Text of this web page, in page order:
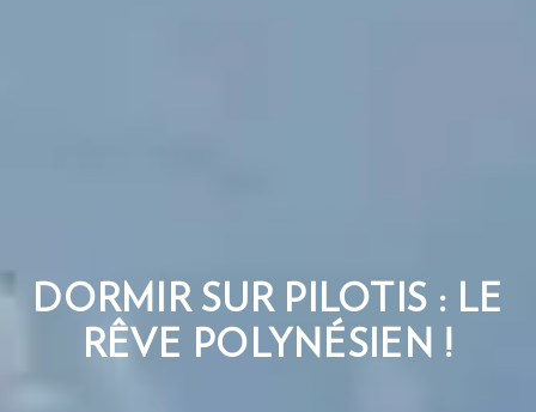
DORMIR SUR PILOTIS : LE
RÊVE POLYNÉSIEN !